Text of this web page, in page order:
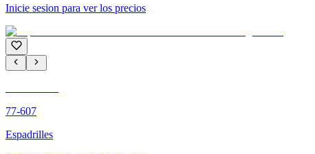
Inicie sesion para ver los precios
77-607
Espadrilles